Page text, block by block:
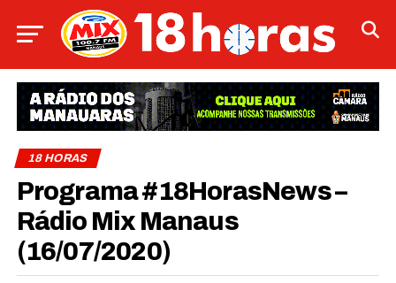
18 HORAS
Programa #18HorasNews –
Rádio Mix Manaus
(16/07/2020)